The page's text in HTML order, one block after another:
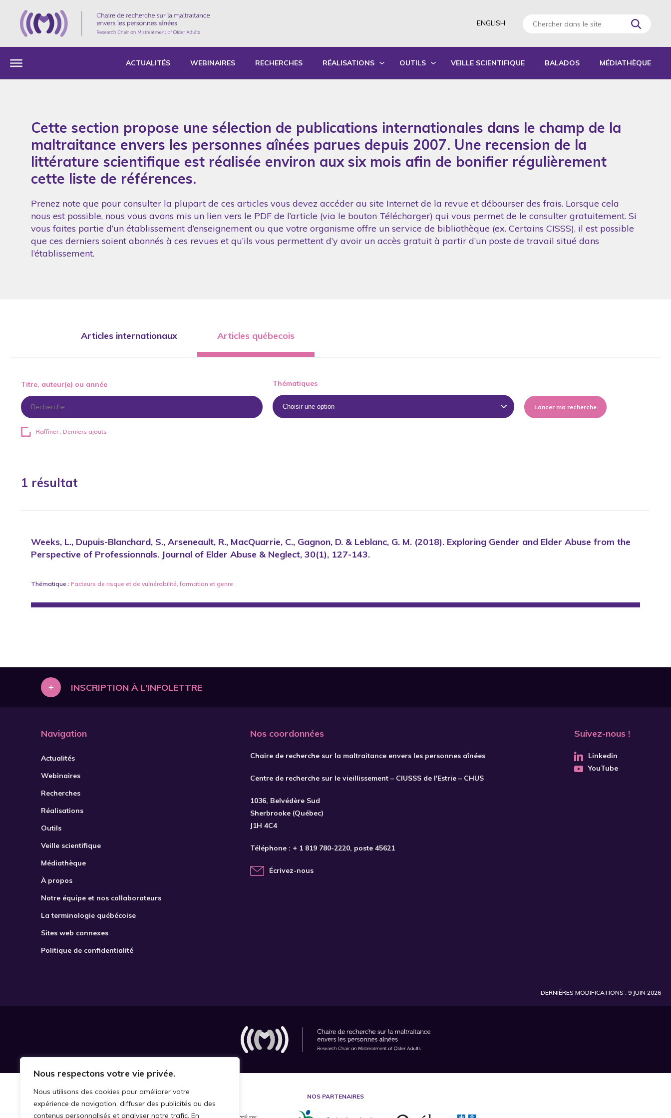
Nous respectons votre vie privée.
Nous utilisons des cookies pour améliorer votre
expérience de navigation, diffuser des publicités ou des
contenus personnalisés et analyser notre trafic. En
ENGLISH
ACTUALITÉS WEBINAIRES RECHERCHES RÉALISATIONS
SYNTHÈSE DES RAPPORTS ANNUELS D’ACTIVITÉS
OUTILS
FORMATIONS
VEILLE SCIENTIFIQUE BALADOS MÉDIATHÈQUE
Cette section propose une sélection de publications internationales dans le champ de la
maltraitance envers les personnes aînées parues depuis 2007. Une recension de la
littérature scientifique est réalisée environ aux six mois afin de bonifier régulièrement
cette liste de références.
Prenez note que pour consulter la plupart de ces articles vous devez accéder au site Internet de la revue et débourser des frais. Lorsque cela
nous est possible, nous vous avons mis un lien vers le PDF de l’article (via le bouton Télécharger) qui vous permet de le consulter gratuitement. Si
vous faites partie d’un établissement d’enseignement ou que votre organisme offre un service de bibliothèque (ex. Certains CISSS), il est possible
que ces derniers soient abonnés à ces revues et qu’ils vous permettent d’y avoir un accès gratuit à partir d’un poste de travail situé dans
l’établissement.
Articles internationaux Articles québecois
Titre, auteur(e) ou année Thématiques
Lancer ma recherche
Raffiner : Derniers ajouts
1 résultat
Weeks, L., Dupuis-Blanchard, S., Arseneault, R., MacQuarrie, C., Gagnon, D. & Leblanc, G. M. (2018). Exploring Gender and Elder Abuse from the
Perspective of Professionnals. Journal of Elder Abuse & Neglect, 30(1), 127-143.
Thématique : Facteurs de risque et de vulnérabilité,formation et genre
+ INSCRIPTION À L'INFOLETTRE
Navigation
Actualités
Webinaires
Recherches
Réalisations
Outils
Veille scientifique
Médiathèque
À propos
Notre équipe et nos collaborateurs
La terminologie québécoise
Sites web connexes
Politique de confidentialité
Nos coordonnées
Chaire de recherche sur la maltraitance envers les personnes aînées
Centre de recherche sur le vieillissement – CIUSSS de l'Estrie – CHUS
1036, Belvédère Sud
Sherbrooke (Québec)
J1H 4C4
Téléphone : + 1 819 780-2220, poste 45621
Écrivez-nous
Suivez-nous !
Linkedin
YouTube
DERNIÈRES MODIFICATIONS : 9 JUIN 2026
NOS PARTENAIRES